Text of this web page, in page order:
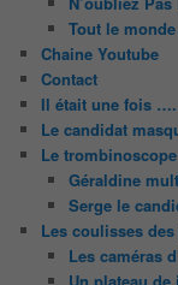
Tout le
Chaine Youtube
Contact
Il était une fois ….
Le candidat
Le
Géraldine
Serge le
Les coulisses
Les caméras